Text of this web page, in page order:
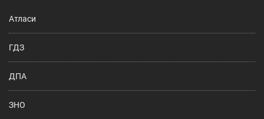
Атласи
ГДЗ
ДПА
ЗНО